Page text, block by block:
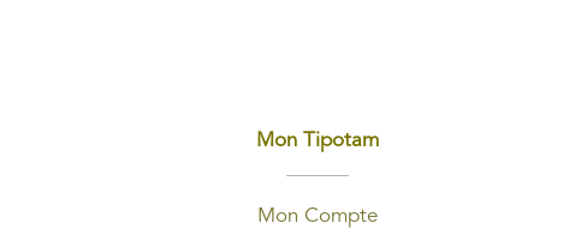
Mon Tipotam
Mon Compte